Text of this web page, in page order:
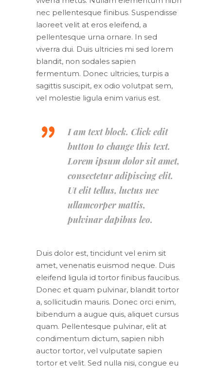
nec pellentesque finibus. Suspendisse
laoreet velit at eros eleifend, a
pellentesque urna ornare. In sed
viverra dui. Duis ultricies mi sed lorem
blandit, non sodales sapien
fermentum. Donec ultricies, turpis a
sagittis suscipit, ex odio volutpat sem,
vel molestie ligula enim varius est.
I am text block. Click edit
button to change this text.
Lorem ipsum dolor sit amet,
consectetur adipiscing elit.
Ut elit tellus, luctus nec
ullamcorper mattis,
pulvinar dapibus leo.
Duis dolor est, tincidunt vel enim sit
amet, venenatis euismod neque. Duis
eleifend ligula id tortor finibus faucibus.
Donec et quam pulvinar, blandit tortor
a, sollicitudin mauris. Donec orci enim,
bibendum a augue quis, aliquet cursus
quam. Pellentesque pulvinar, elit at
condimentum dictum, sapien nibh
auctor tortor, vel vulputate sapien
tortor et velit. Sed nulla nisi, congue eu